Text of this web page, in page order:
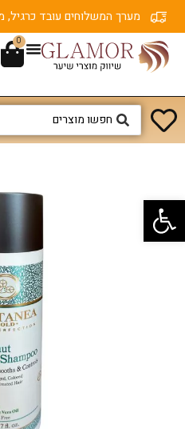
פתח סרגל נגישות
מערך המשלוחים עובד כרגיל,
0